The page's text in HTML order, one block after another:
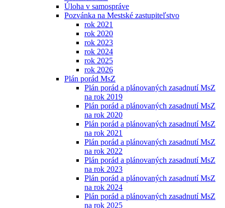
Úloha v samospráve
Pozvánka na Mestské zastupiteľstvo
rok 2021
rok 2020
rok 2023
rok 2024
rok 2025
rok 2026
Plán porád MsZ
Plán porád a plánovaných zasadnutí MsZ
na rok 2019
Plán porád a plánovaných zasadnutí MsZ
na rok 2020
Plán porád a plánovaných zasadnutí MsZ
na rok 2021
Plán porád a plánovaných zasadnutí MsZ
na rok 2022
Plán porád a plánovaných zasadnutí MsZ
na rok 2023
Plán porád a plánovaných zasadnutí MsZ
na rok 2024
Plán porád a plánovaných zasadnutí MsZ
na rok 2025